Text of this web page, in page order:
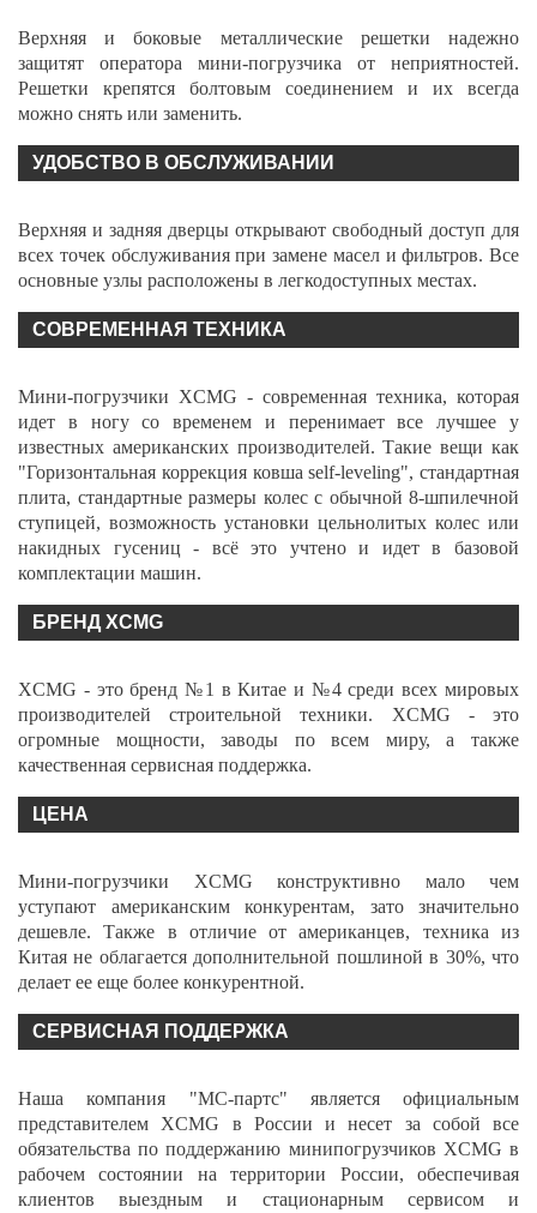
Верхняя и боковые металлические решетки надежно
защитят оператора мини-погрузчика от неприятностей.
Решетки крепятся болтовым соединением и их всегда
можно снять или заменить.
УДОБСТВО В ОБСЛУЖИВАНИИ
Верхняя и задняя дверцы открывают свободный доступ для
всех точек обслуживания при замене масел и фильтров. Все
основные узлы расположены в легкодоступных местах.
СОВРЕМЕННАЯ ТЕХНИКА
Мини-погрузчики XCMG - современная техника, которая
идет в ногу со временем и перенимает все лучшее у
известных американских производителей. Такие вещи как
"Горизонтальная коррекция ковша self-leveling", стандартная
плита, стандартные размеры колес с обычной 8-шпилечной
ступицей, возможность установки цельнолитых колес или
накидных гусениц - всё это учтено и идет в базовой
комплектации машин.
БРЕНД XCMG
XCMG - это бренд №1 в Китае и №4 среди всех мировых
производителей строительной техники. XCMG - это
огромные мощности, заводы по всем миру, а также
качественная сервисная поддержка.
ЦЕНА
Мини-погрузчики XCMG конструктивно мало чем
уступают американским конкурентам, зато значительно
дешевле. Также в отличие от американцев, техника из
Китая не облагается дополнительной пошлиной в 30%, что
делает ее еще более конкурентной.
СЕРВИСНАЯ ПОДДЕРЖКА
Наша компания "МС-партс" является официальным
представителем XCMG в России и несет за собой все
обязательства по поддержанию минипогрузчиков XCMG в
рабочем состоянии на территории России, обеспечивая
клиентов выездным и стационарным сервисом и